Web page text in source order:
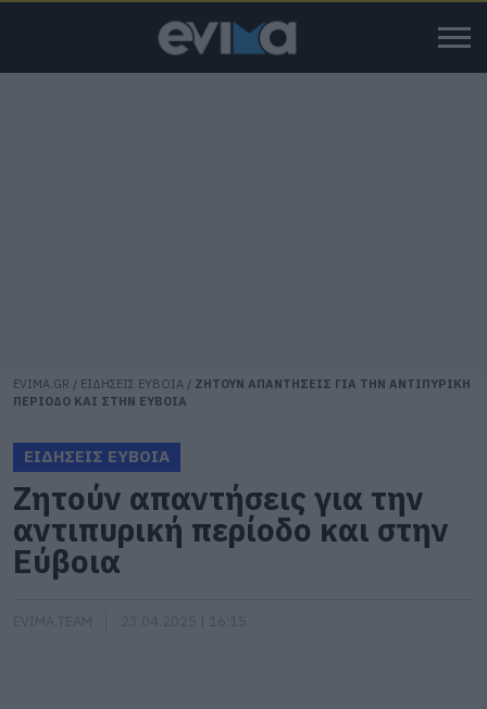
EVIMA.GR / ΕΙΔΗΣΕΙΣ ΕΥΒΟΙΑ / ΖΗΤΟΥΝ ΑΠΑΝΤΗΣΕΙΣ ΓΙΑ ΤΗΝ ΑΝΤΙΠΥΡΙΚΗ
ΠΕΡΙΟΔΟ ΚΑΙ ΣΤΗΝ ΕΥΒΟΙΑ
ΕΙΔΗΣΕΙΣ ΕΥΒΟΙΑ
Ζητούν απαντήσεις για την
αντιπυρική περίοδο και στην
Εύβοια